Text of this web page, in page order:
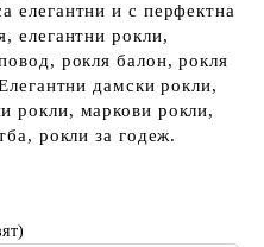
елегантни и с перфектна
елегантни рокли,
рокля балон, рокля
дамски рокли,
рокли, маркови рокли,
рокли за годеж.